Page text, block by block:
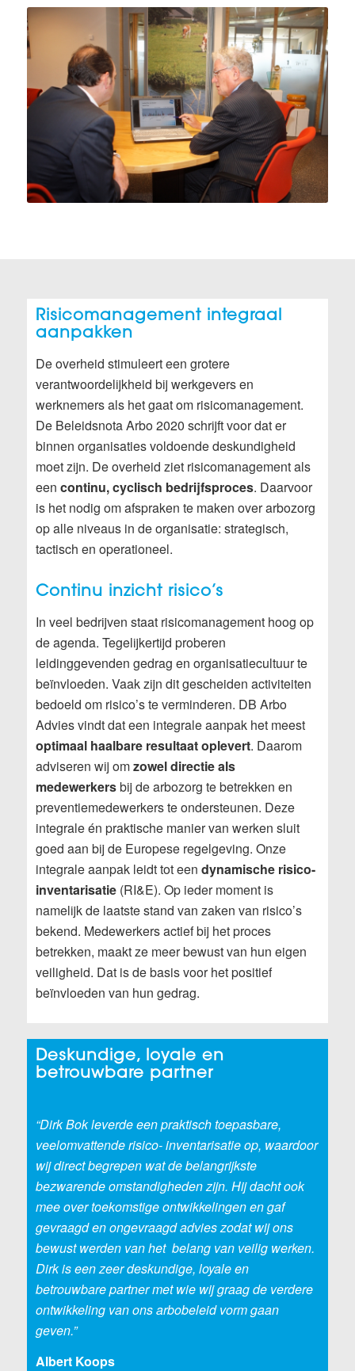
Risicomanagement integraal
aanpakken
De overheid stimuleert een grotere
verantwoordelijkheid bij werkgevers en
werknemers als het gaat om risicomanagement.
De Beleidsnota Arbo 2020 schrijft voor dat er
binnen organisaties voldoende deskundigheid
moet zijn. De overheid ziet risicomanagement als
eencontinu, cyclisch bedrijfsproces. Daarvoor
is het nodig om afspraken te maken over arbozorg
op alle niveaus in de organisatie: strategisch,
tactisch en operationeel.
Continu inzicht risico’s
In veel bedrijven staat risicomanagement hoog op
de agenda. Tegelijkertijd proberen
leidinggevenden gedrag en organisatiecultuur te
beïnvloeden. Vaak zijn dit gescheiden activiteiten
bedoeld om risico’s te verminderen. DB Arbo
Advies vindt dat een integrale aanpak het meest
optimaal haalbare resultaat oplevert. Daarom
adviseren wij omzowel directie als
medewerkersbij de arbozorg te betrekken en
preventiemedewerkers te ondersteunen. Deze
integrale én praktische manier van werken sluit
goed aan bij de Europese regelgeving. Onze
integrale aanpak leidt tot eendynamische risico-
inventarisatie (RI&E). Op ieder moment is
namelijk de laatste stand van zaken van risico’s
bekend. Medewerkers actief bij het proces
betrekken, maakt ze meer bewust van hun eigen
veiligheid. Dat is de basis voor het positief
beïnvloeden van hun gedrag.
Deskundige, loyale en
betrouwbare partner
“Dirk Bok leverde een praktisch toepasbare,
veelomvattende risico- inventarisatie op, waardoor
wij direct begrepen wat de belangrijkste
bezwarende omstandigheden zijn. Hij dacht ook
mee over toekomstige ontwikkelingen en gaf
gevraagd en ongevraagd advies zodat wij ons
bewust werden van het belang van veilig werken.
Dirk is een zeer deskundige, loyale en
betrouwbare partner met wie wij graag de verdere
ontwikkeling van ons arbobeleid vorm gaan
geven.”
Albert Koops